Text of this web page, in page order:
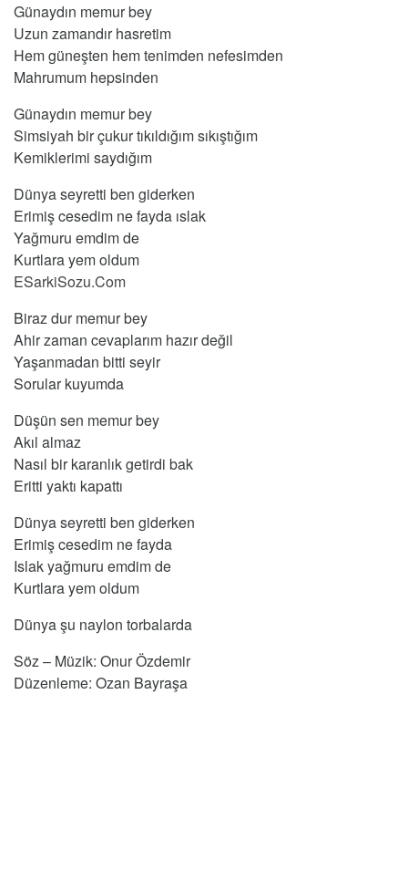
Günaydın memur bey
Uzun zamandır hasretim
Hem güneşten hem tenimden nefesimden
Mahrumum hepsinden
Günaydın memur bey
Simsiyah bir çukur tıkıldığım sıkıştığım
Kemiklerimi saydığım
Dünya seyretti ben giderken
Erimiş cesedim ne fayda ıslak
Yağmuru emdim de
Kurtlara yem oldum
ESarkiSozu.Com
Biraz dur memur bey
Ahir zaman cevaplarım hazır değil
Yaşanmadan bitti seyir
Sorular kuyumda
Düşün sen memur bey
Akıl almaz
Nasıl bir karanlık getirdi bak
Eritti yaktı kapattı
Dünya seyretti ben giderken
Erimiş cesedim ne fayda
Islak yağmuru emdim de
Kurtlara yem oldum
Dünya şu naylon torbalarda
Söz – Müzik: Onur Özdemir
Düzenleme: Ozan Bayraşa